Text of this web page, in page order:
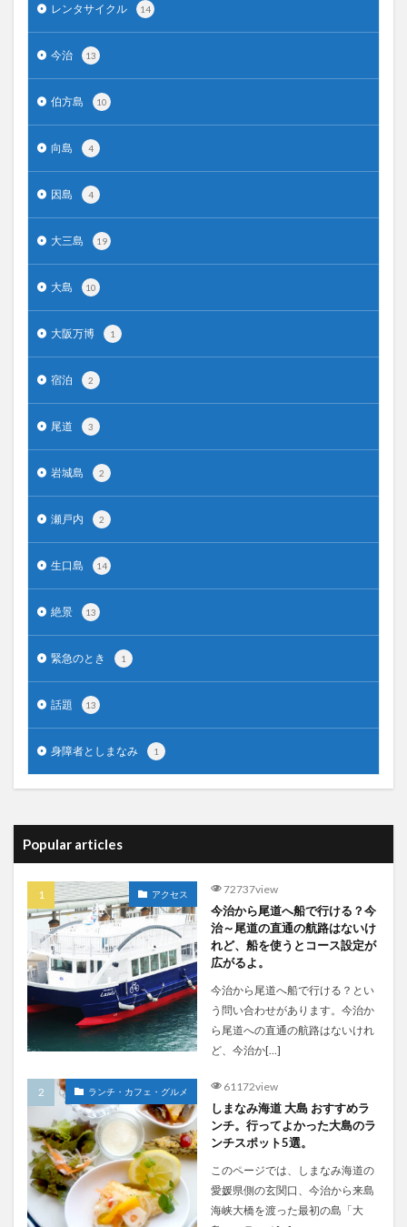
レンタサイクル 14
今治 13
伯方島 10
向島 4
因島 4
大三島 19
大島 10
大阪万博 1
宿泊 2
尾道 3
岩城島 2
瀬戸内 2
生口島 14
絶景 13
緊急のとき 1
話題 13
身障者としまなみ 1
Popular articles
アクセス 72737view
今治から尾道へ船で行ける？今
治～尾道の直通の航路はないけ
れど、船を使うとコース設定が
広がるよ。
今治から尾道へ船で行ける？とい
う問い合わせがあります。今治か
ら尾道への直通の航路はないけれ
ど、今治か[…]
ランチ・カフェ・グルメ 61172view
しまなみ海道 大島 おすすめラ
ンチ。行ってよかった大島のラ
ンチスポット5選。
このページでは、しまなみ海道の
愛媛県側の玄関口、今治から来島
海峡大橋を渡った最初の島「大